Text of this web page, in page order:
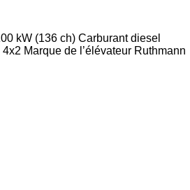
kW (136 ch) Carburant diesel
4x2 Marque de l’élévateur Ruthmann